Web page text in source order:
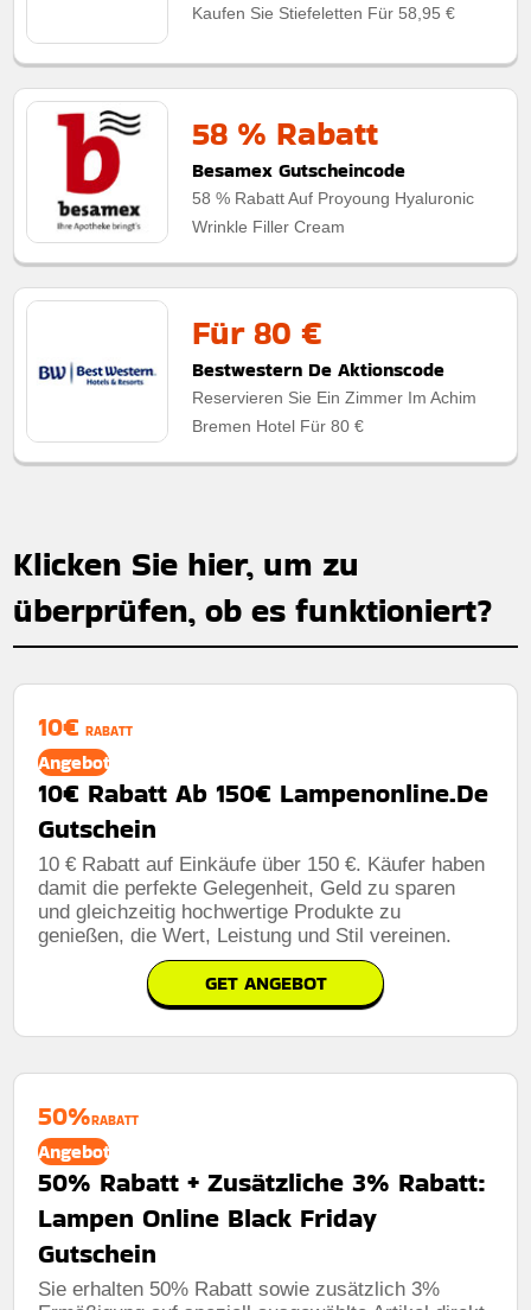
Kaufen Sie Stiefeletten Für 58,95 €
58 % Rabatt
Besamex Gutscheincode
58 % Rabatt Auf Proyoung Hyaluronic
Wrinkle Filler Cream
Für 80 €
Bestwestern De Aktionscode
Reservieren Sie Ein Zimmer Im Achim
Bremen Hotel Für 80 €
Klicken Sie hier, um zu
überprüfen, ob es funktioniert?
10€ RABATT
Angebot
10€ Rabatt Ab 150€ Lampenonline.De
Gutschein
10 € Rabatt auf Einkäufe über 150 €. Käufer haben
damit die perfekte Gelegenheit, Geld zu sparen
und gleichzeitig hochwertige Produkte zu
genießen, die Wert, Leistung und Stil vereinen.
GET ANGEBOT
50%RABATT
Angebot
50% Rabatt + Zusätzliche 3% Rabatt:
Lampen Online Black Friday
Gutschein
Sie erhalten 50% Rabatt sowie zusätzlich 3%